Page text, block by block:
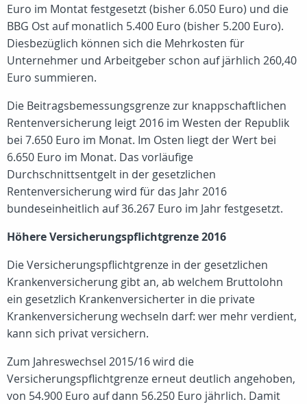
Euro im Montat festgesetzt (bisher 6.050 Euro) und die
BBG Ost auf monatlich 5.400 Euro (bisher 5.200 Euro).
Diesbezüglich können sich die Mehrkosten für
Unternehmer und Arbeitgeber schon auf järhlich 260,40
Euro summieren.
Die Beitragsbemessungsgrenze zur knappschaftlichen
Rentenversicherung leigt 2016 im Westen der Republik
bei 7.650 Euro im Monat. Im Osten liegt der Wert bei
6.650 Euro im Monat. Das vorläufige
Durchschnittsentgelt in der gesetzlichen
Rentenversicherung wird für das Jahr 2016
bundeseinheitlich auf 36.267 Euro im Jahr festgesetzt.
Höhere Versicherungspflichtgrenze 2016
Die Versicherungspflichtgrenze in der gesetzlichen
Krankenversicherung gibt an, ab welchem Bruttolohn
ein gesetzlich Krankenversicherter in die private
Krankenversicherung wechseln darf: wer mehr verdient,
kann sich privat versichern.
Zum Jahreswechsel 2015/16 wird die
Versicherungspflichtgrenze erneut deutlich angehoben,
von 54.900 Euro auf dann 56.250 Euro jährlich. Damit